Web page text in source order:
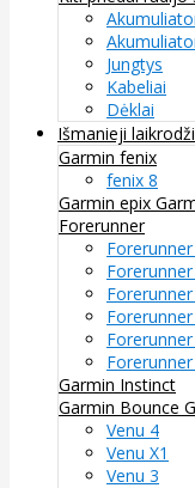
Jungtys
Kabeliai
Dėklai
Išmanieji
Garmin fenix
fenix 8
Garmin epix
Forerunner
Garmin Instinct
Garmin Bounce
Venu 4
Venu X1
Venu 3